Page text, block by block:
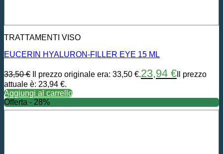
TRATTAMENTI VISO
EUCERIN HYALURON-FILLER EYE 15 ML
33,50€ Il prezzo originale era: 33,50 €.23,94 € Il prezzo
attuale è: 23,94 €.
Aggiungi al carrello
Offerta - 28%